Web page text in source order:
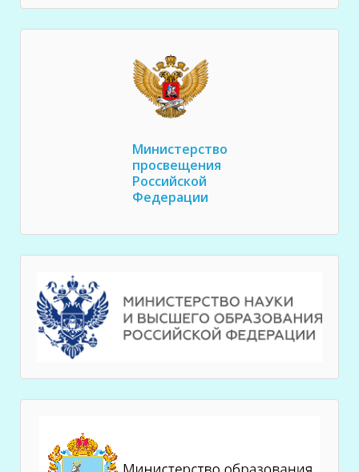
Министерство
просвещения
Российской
Федерации